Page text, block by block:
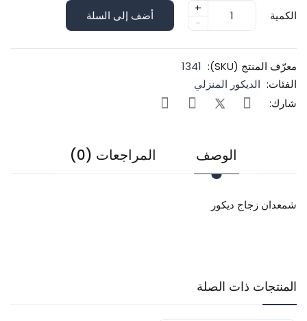
الكمية
+
-
أضف إلى السلة
معرّف المنتج (SKU):
1341
الفئات: الديكور المنزلي
شارك:
الوصف المراجعات (0)
شمعدان زجاج ديكور
المنتجات ذات الصلة